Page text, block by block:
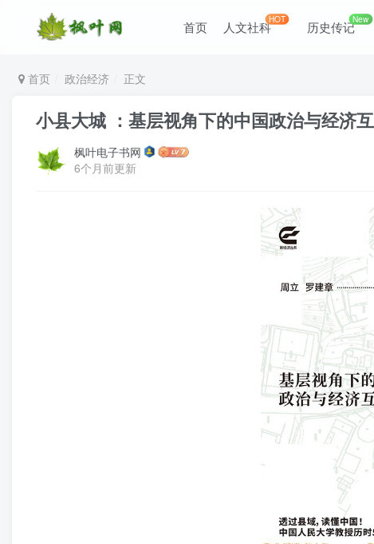
首页 人文社科HOT 历史传记New
首页 政治经济 正文
小县大城 ：基层视角下的中国政治与经济
枫叶电子书网
6个月前更新